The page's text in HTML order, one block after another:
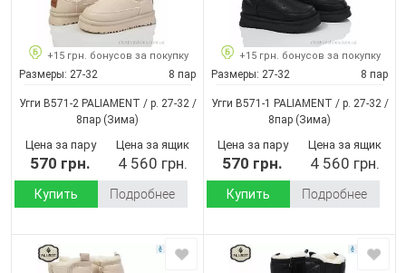
+15 грн. бонусов за покупку
Размеры: 27-32 8 пар
Угги B571-2 PALIAMENT / p. 27-32 /
8пар (Зима)
Цена за пару
570 грн.
Цена за ящик
4 560 грн.
Купить Подробнее
+15 грн. бонусов за покупку
Размеры: 27-32 8 пар
Угги B571-1 PALIAMENT / p. 27-32 /
8пар (Зима)
Цена за пару
570 грн.
Цена за ящик
4 560 грн.
Купить Подробнее